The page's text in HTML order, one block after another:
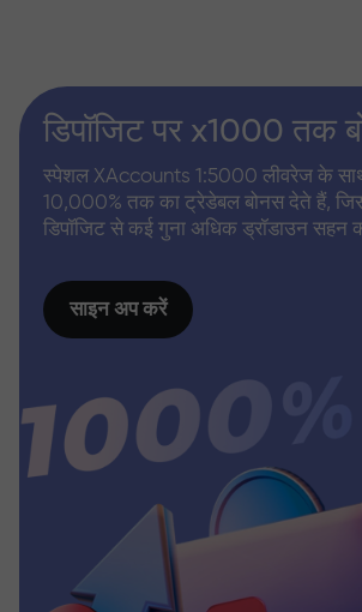
डिपॉजिट पर x1000 तक
स्पेशल XAccounts 1:5000 लीवरेज के
10,000% तक का ट्रेडेबल बोनस देते हैं,
डिपॉजिट से कई गुना अधिक ड्रॉडाउन सहन
साइन अप करें